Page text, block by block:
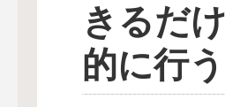
きるだ
的に行う